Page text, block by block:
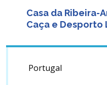
Casa da Ribeira-
Caça e Desporto
Portugal